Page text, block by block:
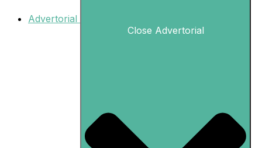
Advertorial
Close Advertorial